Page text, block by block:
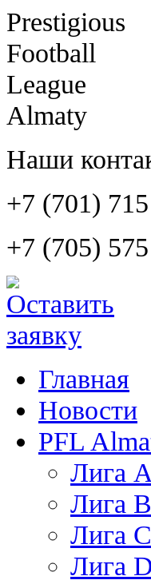
Prestigious
Football
League
Almaty
Наши
+7 (701)
+7 (705)
Главная
Новости
PFL
Лига A
Лига В
Лига С
Лига